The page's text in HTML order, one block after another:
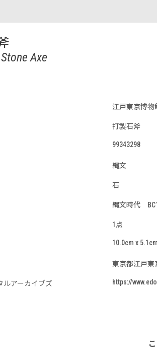
Axe
江戸東京博物
打製石斧
99343298
縄文
石
縄文時代
1点
10.0cm x
東京都江戸東
ルアーカイブズ https://